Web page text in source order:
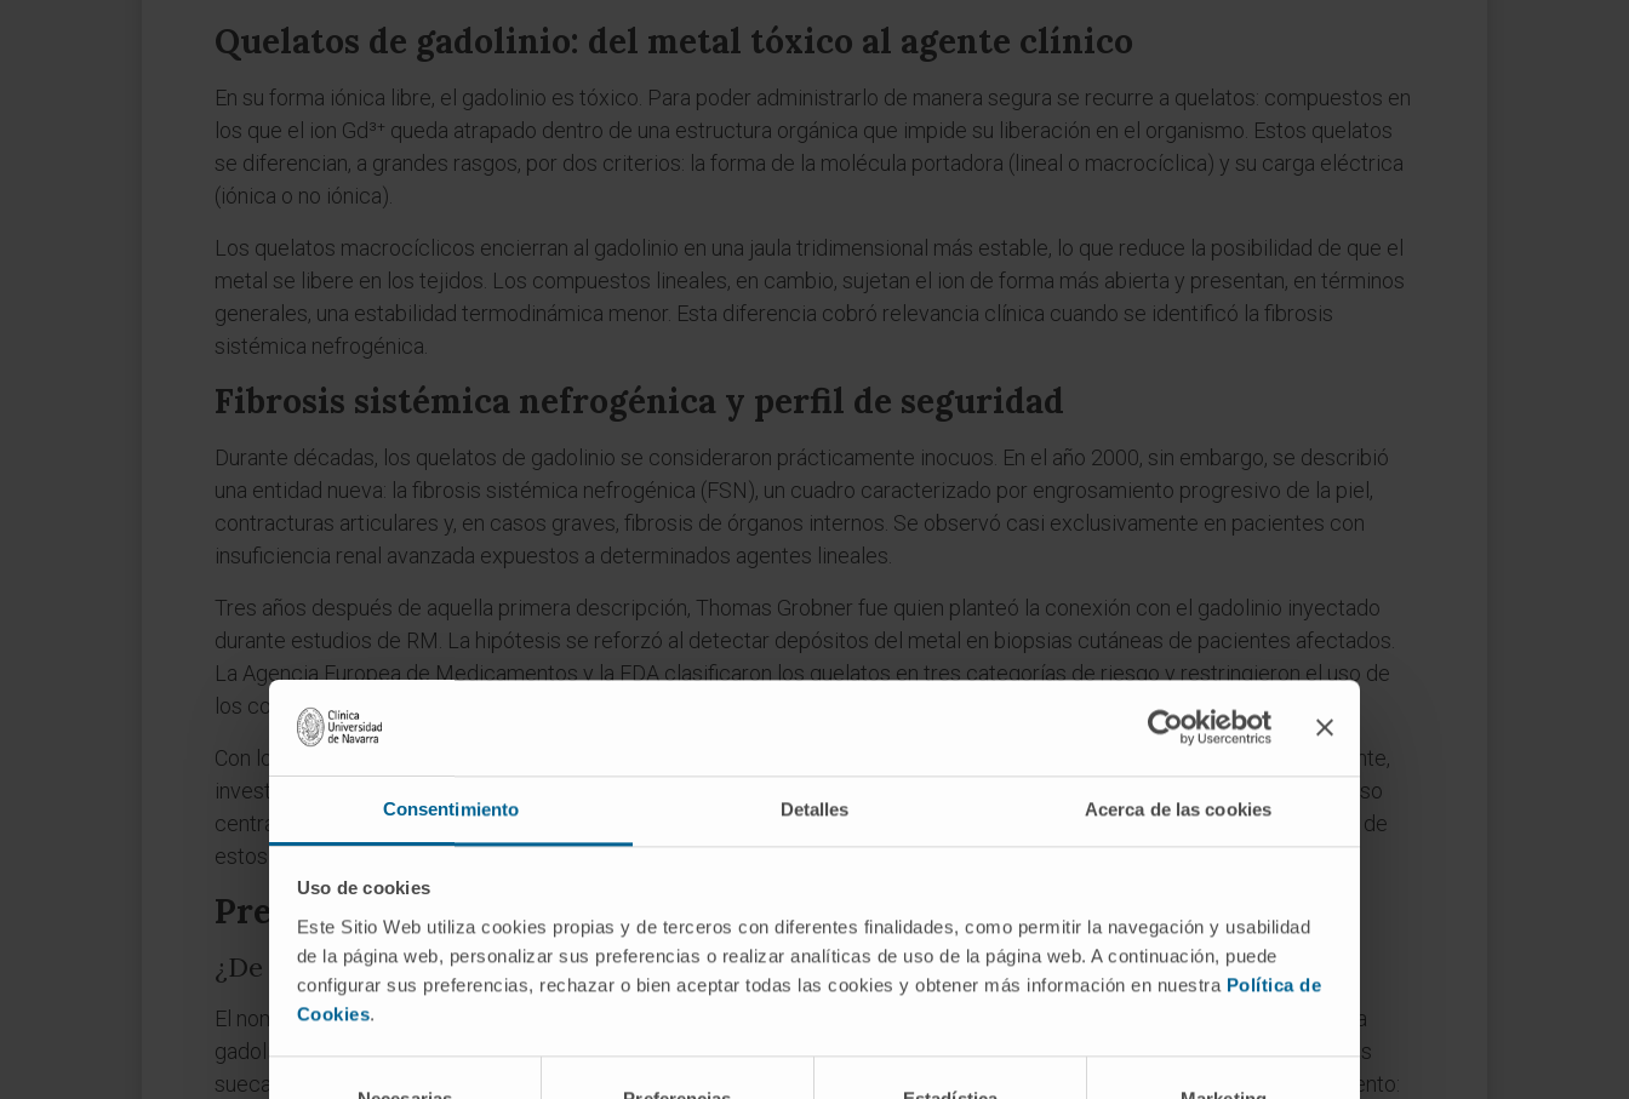
Consentimiento Detalles Acerca de las cookies
Uso de cookies
Este Sitio Web utiliza cookies propias y de terceros con diferentes finalidades, como permitir la navegación y usabilidad
de la página web, personalizar sus preferencias o realizar analíticas de uso de la página web. A continuación, puede
configurar sus preferencias, rechazar o bien aceptar todas las cookies y obtener más información en nuestra Política de
Cookies.
Quelatos de gadolinio: del metal tóxico al agente clínico
En su forma iónica libre, el gadolinio es tóxico. Para poder administrarlo de manera segura se recurre a quelatos: compuestos en
los que el ion Gd³⁺ queda atrapado dentro de una estructura orgánica que impide su liberación en el organismo. Estos quelatos
se diferencian, a grandes rasgos, por dos criterios: la forma de la molécula portadora (lineal o macrocíclica) y su carga eléctrica
(iónica o no iónica).
Los quelatos macrocíclicos encierran al gadolinio en una jaula tridimensional más estable, lo que reduce la posibilidad de que el
metal se libere en los tejidos. Los compuestos lineales, en cambio, sujetan el ion de forma más abierta y presentan, en términos
generales, una estabilidad termodinámica menor. Esta diferencia cobró relevancia clínica cuando se identificó la fibrosis
sistémica nefrogénica.
Fibrosis sistémica nefrogénica y perfil de seguridad
Durante décadas, los quelatos de gadolinio se consideraron prácticamente inocuos. En el año 2000, sin embargo, se describió
una entidad nueva: la fibrosis sistémica nefrogénica (FSN), un cuadro caracterizado por engrosamiento progresivo de la piel,
contracturas articulares y, en casos graves, fibrosis de órganos internos. Se observó casi exclusivamente en pacientes con
insuficiencia renal avanzada expuestos a determinados agentes lineales.
Tres años después de aquella primera descripción, Thomas Grobner fue quien planteó la conexión con el gadolinio inyectado
durante estudios de RM. La hipótesis se reforzó al detectar depósitos del metal en biopsias cutáneas de pacientes afectados.
La Agencia Europea de Medicamentos y la FDA clasificaron los quelatos en tres categorías de riesgo y restringieron el uso de
los compuestos lineales en pacientes con filtrado glomerular reducido.
Con los agentes macrocíclicos actualmente en uso, la incidencia de FSN ha caído a niveles prácticamente nulos. No obstante,
investigaciones recientes han documentado que pequeñas cantidades de gadolinio pueden retenerse en el sistema nervioso
central (núcleo dentado, globo pálido) y en otros tejidos incluso en personas con función renal normal. La relevancia clínica de
estos depósitos sigue siendo objeto de estudio.
Preguntas frecuentes
¿De dónde procede la palabra gadolinio?
El nombre fue propuesto por Lecoq de Boisbaudran en honor al mineral gadolinita, del que se aisló el óxido del elemento. La
gadolinita, a su vez, debe su nombre a Johan Gadolin, químico finlandés que había estudiado ese mismo mineral en las minas
suecas de Ytterby a finales del siglo XVIII. Resulta curioso que Boisbaudran eligiera esta vía indirecta para bautizar al elemento: